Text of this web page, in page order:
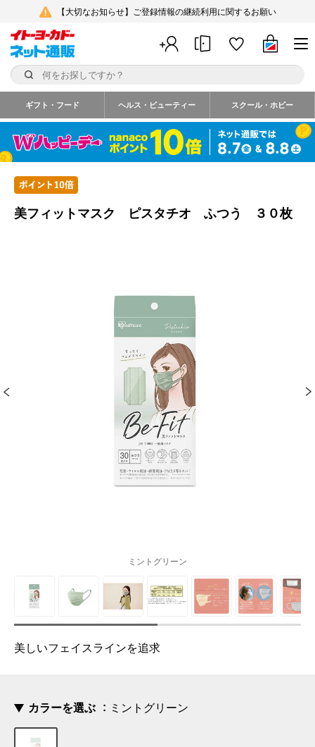
【大切なお知らせ】ご登録情報の継続利用に関するお願い
ギフト・フード ヘルス・ビューティー スクール・ホビー
美フィットマスク ピスタチオ ふつう ３０枚
ミントグリーン
美しいフェイスラインを追求
カラーを選ぶ ミントグリーン